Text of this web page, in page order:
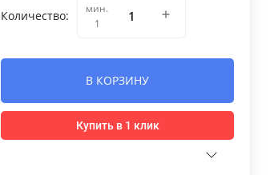
Количество:
мин.
1
В КОРЗИНУ
Купить в 1 клик